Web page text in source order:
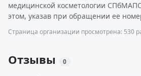
медицинской косметологии
этом, указав при обращении ее
Страница организации просмотрена: 530
Отзывы 0